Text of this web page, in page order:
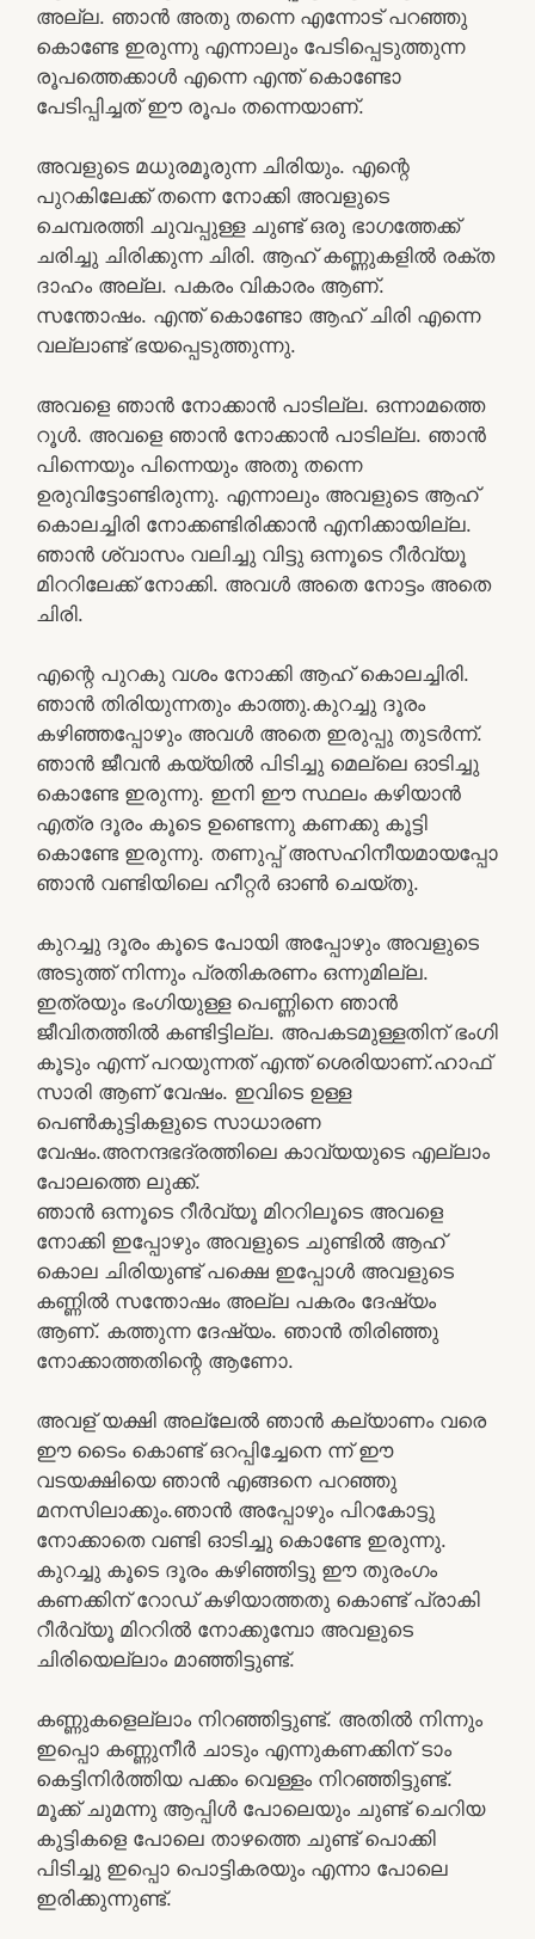
അല്ല. ഞാൻ അതു തന്നെ എന്നോട് പറഞ്ഞു
കൊണ്ടേ ഇരുന്നു എന്നാലും പേടിപ്പെടുത്തുന്ന
രൂപത്തെക്കാൾ എന്നെ എന്ത് കൊണ്ടോ
പേടിപ്പിച്ചത് ഈ രൂപം തന്നെയാണ്.
അവളുടെ മധുരമൂരുന്ന ചിരിയും. എന്റെ
പുറകിലേക്ക് തന്നെ നോക്കി അവളുടെ
ചെമ്പരത്തി ചുവപ്പുള്ള ചുണ്ട് ഒരു ഭാഗത്തേക്ക്‌
ചരിച്ചു ചിരിക്കുന്ന ചിരി. ആഹ് കണ്ണുകളിൽ രക്ത
ദാഹം അല്ല. പകരം വികാരം ആണ്.
സന്തോഷം. എന്ത് കൊണ്ടോ ആഹ് ചിരി എന്നെ
വല്ലാണ്ട് ഭയപ്പെടുത്തുന്നു.
അവളെ ഞാൻ നോക്കാൻ പാടില്ല. ഒന്നാമത്തെ
റൂൾ. അവളെ ഞാൻ നോക്കാൻ പാടില്ല. ഞാൻ
പിന്നെയും പിന്നെയും അതു തന്നെ
ഉരുവിട്ടോണ്ടിരുന്നു. എന്നാലും അവളുടെ ആഹ്
കൊലച്ചിരി നോക്കണ്ടിരിക്കാൻ എനിക്കായില്ല.
ഞാൻ ശ്വാസം വലിച്ചു വിട്ടു ഒന്നൂടെ റീർവ്യൂ
മിററിലേക്ക് നോക്കി. അവൾ അതെ നോട്ടം അതെ
ചിരി.
എന്റെ പുറകു വശം നോക്കി ആഹ് കൊലച്ചിരി.
ഞാൻ തിരിയുന്നതും കാത്തു.കുറച്ചു ദൂരം
കഴിഞ്ഞപ്പോഴും അവൾ അതെ ഇരുപ്പു തുടർന്ന്.
ഞാൻ ജീവൻ കയ്യിൽ പിടിച്ചു മെല്ലെ ഓടിച്ചു
കൊണ്ടേ ഇരുന്നു. ഇനി ഈ സ്ഥലം കഴിയാൻ
എത്ര ദൂരം കൂടെ ഉണ്ടെന്നു കണക്കു കൂട്ടി
കൊണ്ടേ ഇരുന്നു. തണുപ്പ് അസഹിനീയമായപ്പോ
ഞാൻ വണ്ടിയിലെ ഹീറ്റർ ഓൺ ചെയ്തു.
കുറച്ചു ദൂരം കൂടെ പോയി അപ്പോഴും അവളുടെ
അടുത്ത് നിന്നും പ്രതികരണം ഒന്നുമില്ല.
ഇത്രയും ഭംഗിയുള്ള പെണ്ണിനെ ഞാൻ
ജീവിതത്തിൽ കണ്ടിട്ടില്ല. അപകടമുള്ളതിന് ഭംഗി
കൂടും എന്ന് പറയുന്നത് എന്ത് ശെരിയാണ്.ഹാഫ്
സാരി ആണ് വേഷം. ഇവിടെ ഉള്ള
പെൺകുട്ടികളുടെ സാധാരണ
വേഷം.അനന്ദഭദ്രത്തിലെ കാവ്യയുടെ എല്ലാം
പോലത്തെ ലുക്ക്‌.
ഞാൻ ഒന്നൂടെ റീർവ്യൂ മിററിലൂടെ അവളെ
നോക്കി ഇപ്പോഴും അവളുടെ ചുണ്ടിൽ ആഹ്
കൊല ചിരിയുണ്ട് പക്ഷെ ഇപ്പോൾ അവളുടെ
കണ്ണിൽ സന്തോഷം അല്ല പകരം ദേഷ്യം
ആണ്. കത്തുന്ന ദേഷ്യം. ഞാൻ തിരിഞ്ഞു
നോക്കാത്തതിന്റെ ആണോ.
അവള് യക്ഷി അല്ലേൽ ഞാൻ കല്യാണം വരെ
ഈ ടൈം കൊണ്ട് ഒറപ്പിച്ചേനെ ന്ന് ഈ
വടയക്ഷിയെ ഞാൻ എങ്ങനെ പറഞ്ഞു
മനസിലാക്കും.ഞാൻ അപ്പോഴും പിറകോട്ടു
നോക്കാതെ വണ്ടി ഓടിച്ചു കൊണ്ടേ ഇരുന്നു.
കുറച്ചു കൂടെ ദൂരം കഴിഞ്ഞിട്ടു ഈ തുരംഗം
കണക്കിന് റോഡ് കഴിയാത്തതു കൊണ്ട് പ്രാകി
റീർവ്യൂ മിററിൽ നോക്കുമ്പോ അവളുടെ
ചിരിയെല്ലാം മാഞ്ഞിട്ടുണ്ട്.
കണ്ണുകളെല്ലാം നിറഞ്ഞിട്ടുണ്ട്. അതിൽ നിന്നും
ഇപ്പൊ കണ്ണുനീർ ചാടും എന്നുകണക്കിന് ടാം
കെട്ടിനിർത്തിയ പക്കം വെള്ളം നിറഞ്ഞിട്ടുണ്ട്.
മൂക്ക് ചുമന്നു ആപ്പിൾ പോലെയും ചുണ്ട് ചെറിയ
കുട്ടികളെ പോലെ താഴത്തെ ചുണ്ട് പൊക്കി
പിടിച്ചു ഇപ്പൊ പൊട്ടികരയും എന്നാ പോലെ
ഇരിക്കുന്നുണ്ട്.